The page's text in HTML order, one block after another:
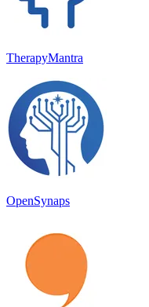
TherapyMantra
OpenSynaps